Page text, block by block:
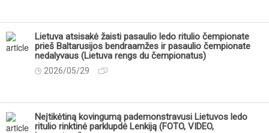
Lietuva atsisakė žaisti pasaulio ledo ritulio čempionate
prieš Baltarusijos bendraamžes ir pasaulio čempionate
nedalyvaus (Lietuva rengs du čempionatus)
2026/05/29
Neįtikėtiną kovingumą pademonstravusi Lietuvos ledo
ritulio rinktinė parklupdė Lenkiją (FOTO, VIDEO,